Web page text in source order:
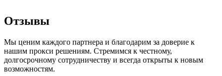
Отзывы
Мы ценим каждого партнера и благодарим за доверие к
нашим прокси решениям. Стремимся к честному,
долгосрочному сотрудничеству и всегда открыты к новым
возможностям.